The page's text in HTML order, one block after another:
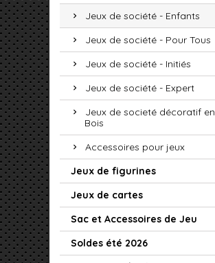
Jeux de société - Enfants
Jeux de société - Pour Tous
Jeux de société - Initiés
Jeux de société - Expert
Jeux de societé décoratif en
Bois
Accessoires pour jeux
Jeux de figurines
Jeux de cartes
Sac et Accessoires de Jeu
Soldes été 2026